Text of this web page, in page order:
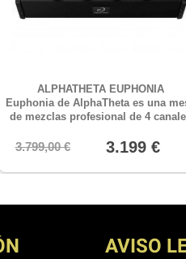
ALPHATHETA EUPHONIA
Euphonia de AlphaTheta es una
de mezclas profesional de 4
claridad del sonido digital y la
3.799,00 € 3.199 €
AVISO